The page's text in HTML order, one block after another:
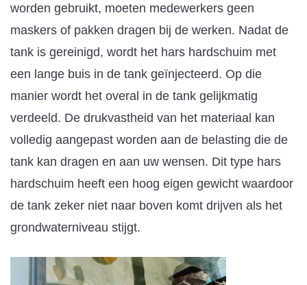
worden gebruikt, moeten medewerkers geen
maskers of pakken dragen bij de werken. Nadat de
tank is gereinigd, wordt het hars hardschuim met
een lange buis in de tank geïnjecteerd. Op die
manier wordt het overal in de tank gelijkmatig
verdeeld. De drukvastheid van het materiaal kan
volledig aangepast worden aan de belasting die de
tank kan dragen en aan uw wensen. Dit type hars
hardschuim heeft een hoog eigen gewicht waardoor
de tank zeker niet naar boven komt drijven als het
grondwaterniveau stijgt.